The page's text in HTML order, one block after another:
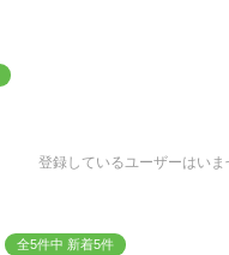
登録しているユーザーはいま
全5件中 新着5件